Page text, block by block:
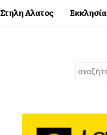
Στηλη Αλατος Εκκλησία